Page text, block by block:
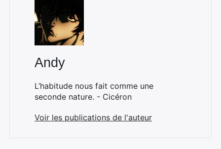
Andy
L’habitude nous fait comme une
seconde nature. - Cicéron
Voir les publications de l'auteur